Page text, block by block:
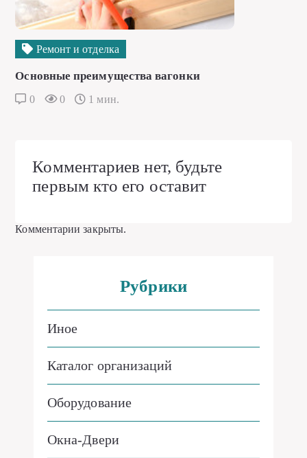
Ремонт и отделка
Основные преимущества вагонки
0 0 1 мин.
Комментариев нет, будьте
первым кто его оставит
Комментарии закрыты.
Рубрики
Иное
Каталог организаций
Оборудование
Окна-Двери